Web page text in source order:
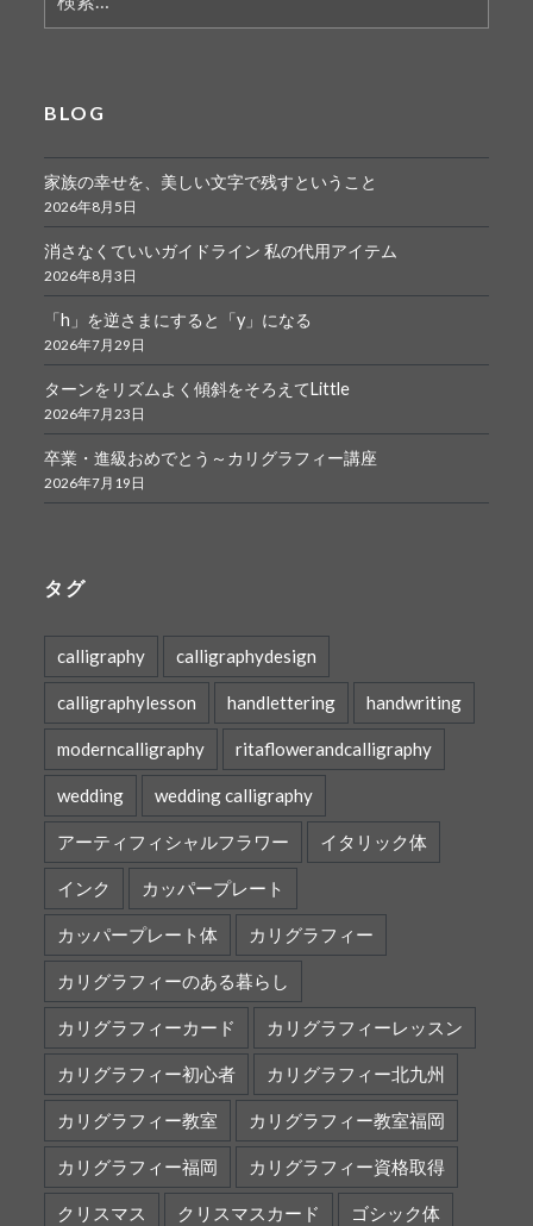
索:
BLOG
家族の幸せを、美しい文字で残すということ
2026年8月5日
消さなくていいガイドライン 私の代用アイテム
2026年8月3日
「h」を逆さまにすると「y」になる
2026年7月29日
ターンをリズムよく傾斜をそろえてLittle
2026年7月23日
卒業・進級おめでとう～カリグラフィー講座
2026年7月19日
タグ
calligraphy calligraphydesign
calligraphylesson handlettering handwriting
moderncalligraphy ritaflowerandcalligraphy
wedding wedding calligraphy
アーティフィシャルフラワー イタリック体
インク カッパープレート
カッパープレート体 カリグラフィー
カリグラフィーのある暮らし
カリグラフィーカード カリグラフィーレッスン
カリグラフィー初心者 カリグラフィー北九州
カリグラフィー教室 カリグラフィー教室福岡
カリグラフィー福岡 カリグラフィー資格取得
クリスマス クリスマスカード ゴシック体